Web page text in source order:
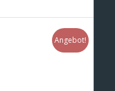
Angebot!